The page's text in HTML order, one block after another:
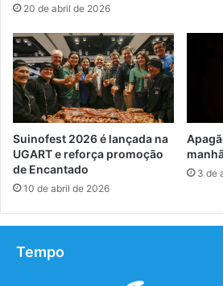
20 de abril de 2026
Suinofest 2026 é lançada na
UGART e reforça promoção
de Encantado
10 de abril de 2026
3 de
Tempo